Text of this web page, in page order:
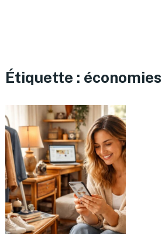
Étiquette : économies